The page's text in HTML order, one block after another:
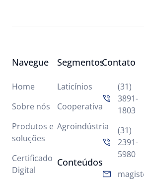
Navegue
Home
Sobre nós
Produtos e
soluções
Certificado
Digital
Segmentos
Laticínios
Cooperativa
Agroindústria
Conteúdos
Contato
(31)
3891-
1803
(31)
2391-
5980